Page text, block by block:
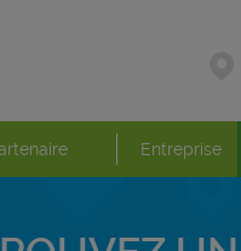
Entreprise